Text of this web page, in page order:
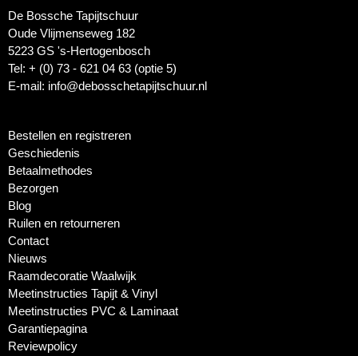
De Bossche Tapijtschuur
Oude Vlijmenseweg 182
5223 GS 's-Hertogenbosch
Tel: + (0) 73 - 621 04 63 (optie 5)
E-mail: info@debosschetapijtschuur.nl
Bestellen en registreren
Geschiedenis
Betaalmethodes
Bezorgen
Blog
Ruilen en retourneren
Contact
Nieuws
Raamdecoratie Waalwijk
Meetinstructies Tapijt & Vinyl
Meetinstructies PVC & Laminaat
Garantiepagina
Reviewpolicy